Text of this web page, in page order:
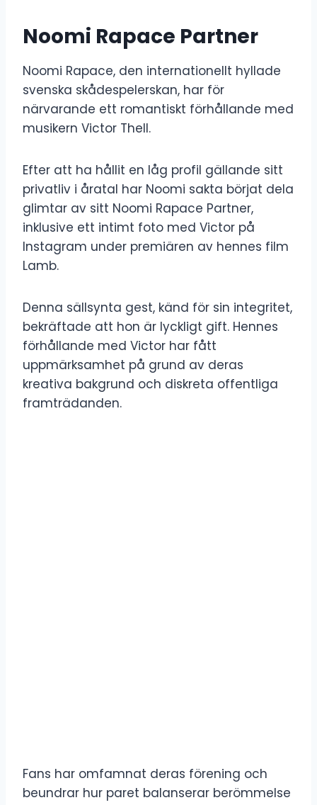
Noomi Rapace Partner
Noomi Rapace, den internationellt hyllade
svenska skådespelerskan, har för
närvarande ett romantiskt förhållande med
musikern Victor Thell.
Efter att ha hållit en låg profil gällande sitt
privatliv i åratal har Noomi sakta börjat dela
glimtar av sitt Noomi Rapace Partner,
inklusive ett intimt foto med Victor på
Instagram under premiären av hennes film
Lamb.
Denna sällsynta gest, känd för sin integritet,
bekräftade att hon är lyckligt gift. Hennes
förhållande med Victor har fått
uppmärksamhet på grund av deras
kreativa bakgrund och diskreta offentliga
framträdanden.
Fans har omfamnat deras förening och
beundrar hur paret balanserar berömmelse